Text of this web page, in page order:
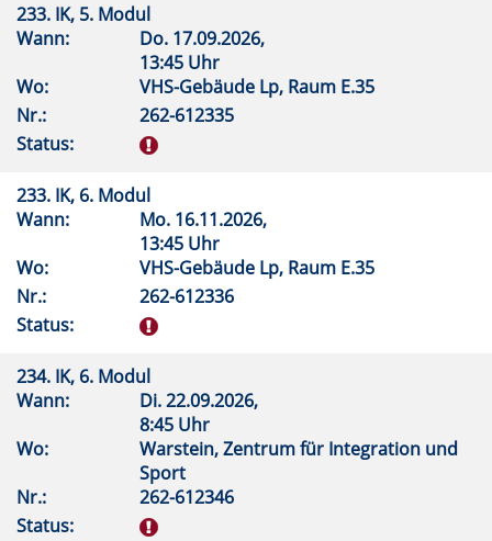
233. IK, 5. Modul
Wann:
Do. 17.09.2026,
13:45 Uhr
Wo:
VHS-Gebäude Lp, Raum E.35
Nr.:
262-612335
Status:
233. IK, 6. Modul
Wann:
Mo. 16.11.2026,
13:45 Uhr
Wo:
VHS-Gebäude Lp, Raum E.35
Nr.:
262-612336
Status:
234. IK, 6. Modul
Wann:
Di.22.09.2026,
8:45 Uhr
Wo:
Warstein, Zentrum für Integration und
Sport
Nr.:
262-612346
Status: